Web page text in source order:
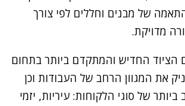
של מבנים וחללים לפי צורך
מדויקת.
הציוד החדיש והמתקדם ביותר בתחום
את המגוון הרחב של העבודות וכן
ביותר של סוגי הלקוחות: עיריות, יזמי